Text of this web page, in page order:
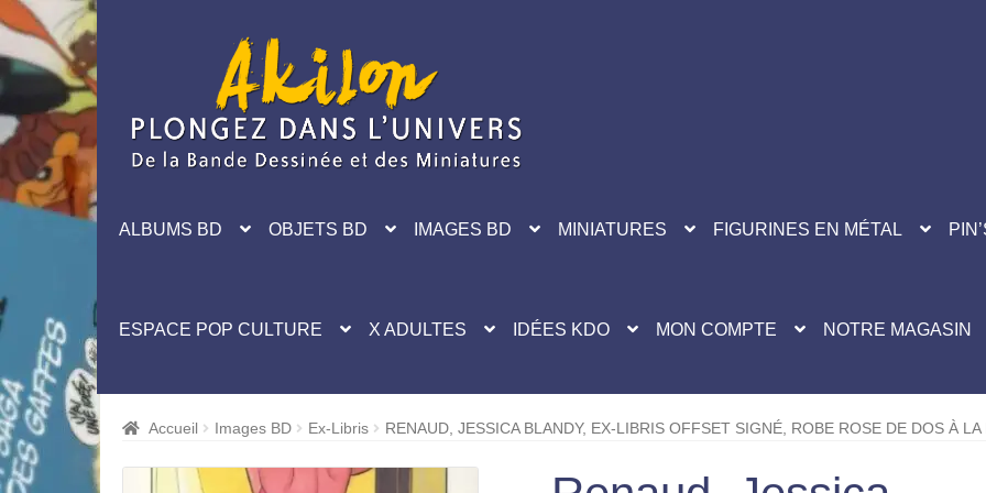
navigation
ALBUMS BD OBJETS BD IMAGES BD MINIATURES FIGURINES EN MÉTAL
ESPACE POP CULTURE X ADULTES IDÉES KDO MON COMPTE NOTRE MAGASIN
Accueil Images BD Ex-Libris RENAUD, JESSICA BLANDY, EX-LIBRIS OFFSET SIGNÉ, ROBE ROSE DE DOS À LA